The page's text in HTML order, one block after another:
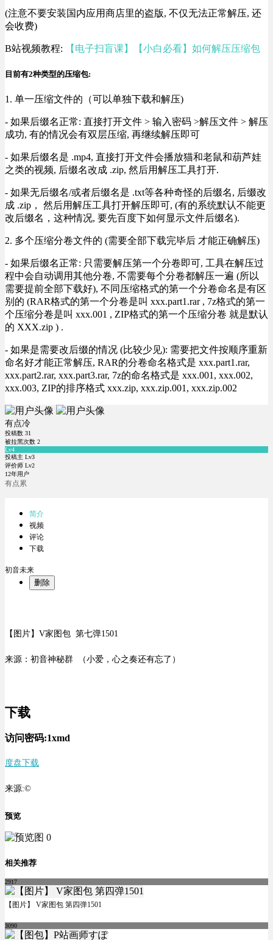
(注意不要安装国内应用商店里的盗版, 不仅无法正常解压, 还
会收费)
B站视频教程: 【电子扫盲课】【小白必看】如何解压压缩包
目前有2种类型的压缩包:
1. 单一压缩文件的（可以单独下载和解压)
- 如果后缀名正常: 直接打开文件 > 输入密码 >解压文件 > 解压
成功, 有的情况会有双层压缩, 再继续解压即可
- 如果后缀名是 .mp4, 直接打开文件会播放猫和老鼠和葫芦娃
之类的视频, 后缀名改成 .zip, 然后用解压工具打开.
- 如果无后缀名/或者后缀名是 .txt等各种奇怪的后缀名, 后缀改
成 .zip， 然后用解压工具打开解压即可, (有的系统默认不能更
改后缀名，这种情况, 要先百度下如何显示文件后缀名).
2. 多个压缩分卷文件的 (需要全部下载完毕后 才能正确解压)
- 如果后缀名正常: 只需要解压第一个分卷即可, 工具在解压过
程中会自动调用其他分卷, 不需要每个分卷都解压一遍 (所以
需要提前全部下载好), 不同压缩格式的第一个分卷命名是有区
别的 (RAR格式的第一个分卷是叫 xxx.part1.rar , 7z格式的第一
个压缩分卷是叫 xxx.001 , ZIP格式的第一个压缩分卷 就是默认
的 XXX.zip ) .
- 如果是需要改后缀的情况 (比较少见): 需要把文件按顺序重新
命名好才能正常解压, RAR的分卷命名格式是 xxx.part1.rar,
xxx.part2.rar, xxx.part3.rar, 7z的命名格式是 xxx.001, xxx.002,
xxx.003, ZIP的排序格式 xxx.zip, xxx.zip.001, xxx.zip.002
有点冷
投稿数 31
被拉黑次数 2
Lv4
投稿主 Lv3
评价师 Lv2
12年用户
有点累
简介
视频
评论
下载
初音未来
删除
【图片】V家图包 第七弹1501
来源：初音神秘群 （小爱，心之奏还有忘了）
下载
访问密码:1xmd
度盘下载
来源:©
预览
相关推荐
2917
【图片】 V家图包 第四弹1501
3090